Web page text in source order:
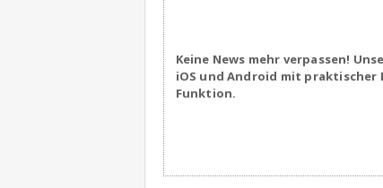
Keine News mehr verpassen!
iOS und Android mit praktischer
Funktion.